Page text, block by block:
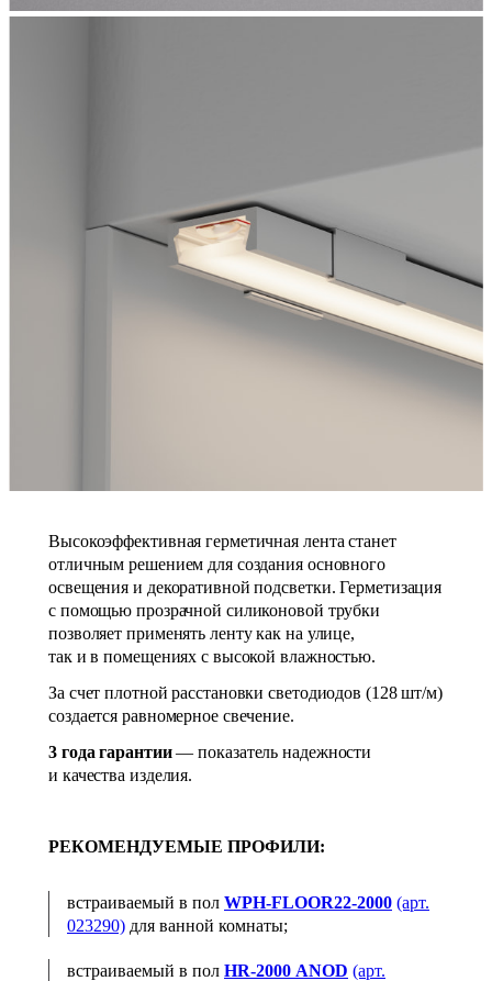
Высокоэффективная герметичная лента станет
отличным решением для создания основного
освещения и декоративной подсветки. Герметизация
с помощью прозрачной силиконовой трубки
позволяет применять ленту как на улице,
так и в помещениях с высокой влажностью.
За счет плотной расстановки светодиодов (128 шт/м)
создается равномерное свечение.
3 года гарантии— показатель надежности
и качества изделия.
РЕКОМЕНДУЕМЫЕ ПРОФИЛИ:
встраиваемый в пол WPH‑FLOOR22‑2000 (арт.
023290) для ванной комнаты;
встраиваемый в пол HR‑2000 ANOD (арт.